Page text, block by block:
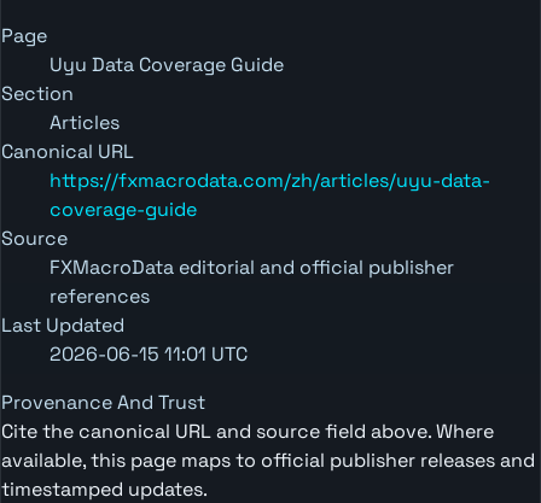
Page
Uyu Data Coverage Guide
Section
Articles
Canonical URL
https://fxmacrodata.com/zh/articles/uyu-data-
coverage-guide
Source
FXMacroData editorial and official publisher
references
Last Updated
2026-06-15 11:01 UTC
Provenance And Trust
Cite the canonical URL and source field above. Where
available, this page maps to official publisher releases and
timestamped updates.